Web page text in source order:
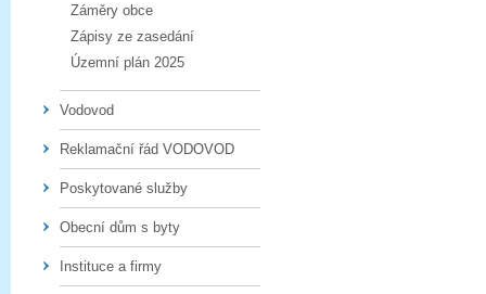
Záměry obce
Zápisy ze zasedání
Územní plán 2025
Vodovod
Reklamační řád VODOVOD
Poskytované služby
Obecní dům s byty
Instituce a firmy